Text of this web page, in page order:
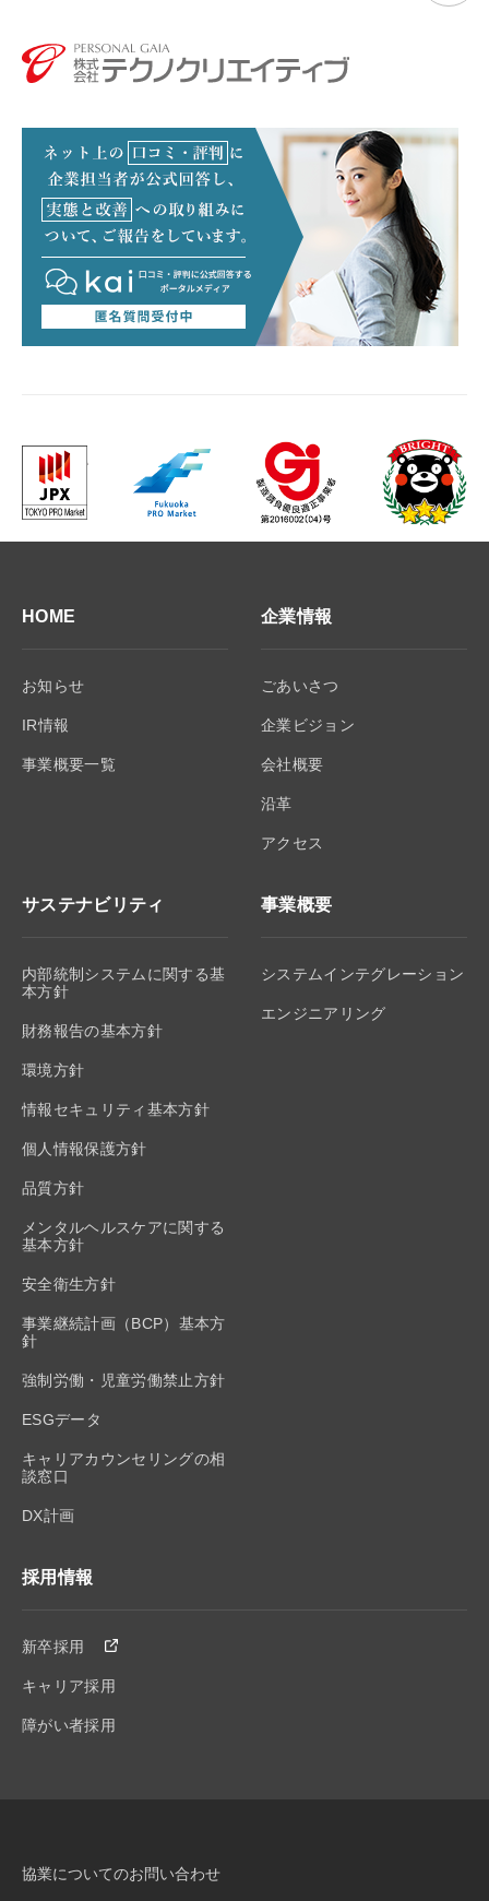
HOME
お知らせ
IR情報
事業概要一覧
企業情報
ごあいさつ
企業ビジョン
会社概要
沿革
アクセス
サステナビリティ
内部統制システムに関する基
本方針
財務報告の基本方針
環境方針
情報セキュリティ基本方針
個人情報保護方針
品質方針
メンタルヘルスケアに関する
基本方針
安全衛生方針
事業継続計画（BCP）基本方
針
強制労働・児童労働禁止方針
ESGデータ
キャリアカウンセリングの相
談窓口
DX計画
事業概要
システムインテグレーション
エンジニアリング
採用情報
新卒採用
キャリア採用
障がい者採用
協業についてのお問い合わせ